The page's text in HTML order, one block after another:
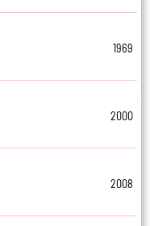
1969
2000
2008